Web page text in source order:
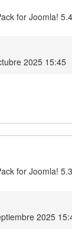
for Joomla!
2025 15:45
for Joomla!
2025